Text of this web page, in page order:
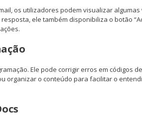
os utilizadores podem visualizar
ele também disponibiliza o botão
Ele pode corrigir erros em códigos
organizar o conteúdo para facilitar o